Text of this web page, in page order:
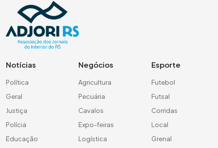
Notícias
Política
Geral
Justiça
Polícia
Educação
Negócios
Agricultura
Pecuária
Cavalos
Expo-feiras
Logística
Esporte
Futebol
Futsal
Corridas
Local
Grenal